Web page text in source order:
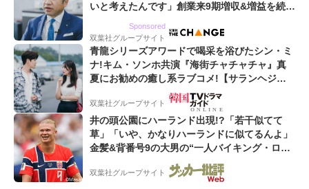
いと考えたんです」創業来9期増収&増益を続け
Sponsored
双葉社グループサイト
青龍シリーズアワードで喝采を浴びたシン・ミ
ナ!キム・ソンホ共演『海街チャチャチャ』真
夏にお勧めの癒し系ラブコメ!【サランヘジョ
双葉社グループサイト
井の頭公園にハーランド出現!?「若干似てて
草」「いや、かなりハーランドに似てるんよ」
金髪&背番号9の大男の“一人バイキング・ロ
ー”映像が話題!「元気をもらった」
双葉社グループサイト